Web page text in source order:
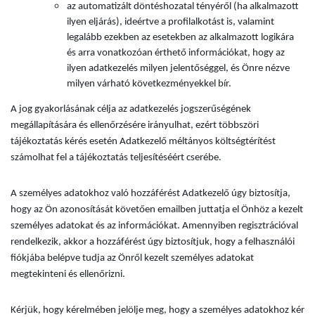
az automatizált döntéshozatal tényéről (ha alkalmazott
ilyen eljárás), ideértve a profilalkotást is, valamint
legalább ezekben az esetekben az alkalmazott logikára
és arra vonatkozóan érthető információkat, hogy az
ilyen adatkezelés milyen jelentőséggel, és Önre nézve
milyen várható következményekkel bír.
A jog gyakorlásának célja az adatkezelés jogszerűségének
megállapítására és ellenőrzésére irányulhat, ezért többszöri
tájékoztatás kérés esetén Adatkezelő méltányos költségtérítést
számolhat fel a tájékoztatás teljesítéséért cserébe.
A személyes adatokhoz való hozzáférést Adatkezelő úgy biztosítja,
hogy az Ön azonosítását követően emailben juttatja el Önhöz a kezelt
személyes adatokat és az információkat. Amennyiben regisztrációval
rendelkezik, akkor a hozzáférést úgy biztosítjuk, hogy a felhasználói
fiókjába belépve tudja az Önről kezelt személyes adatokat
megtekinteni és ellenőrizni.
Kérjük, hogy kérelmében jelölje meg, hogy a személyes adatokhoz kér